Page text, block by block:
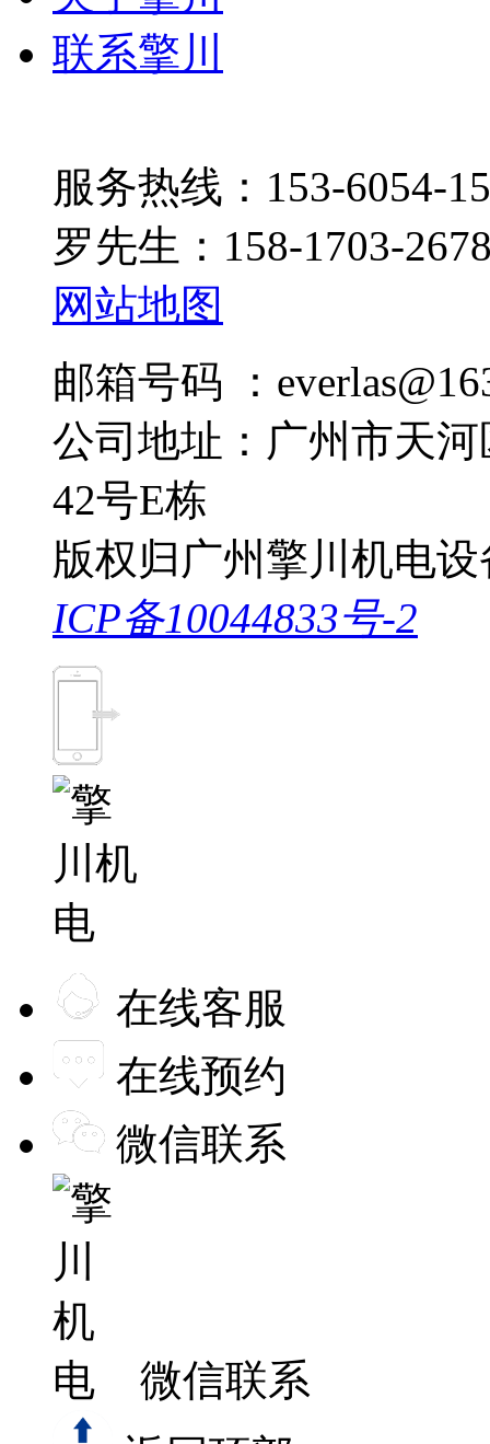
联系擎川
服务热线：153-6054-
罗先生：158-1703-
网站地图
邮箱号码 ：
公司地址：广州市天
42号E栋
版权归广州擎川机电
ICP备10044833号-2
在线客服
在线预约
微信联系
微信联系